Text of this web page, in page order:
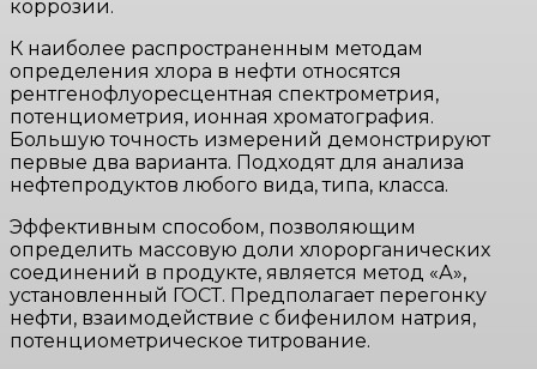
коррозии.
К наиболее распространенным методам
определения хлора в нефти относятся
рентгенофлуоресцентная спектрометрия,
потенциометрия, ионная хроматография.
Большую точность измерений демонстрируют
первые два варианта. Подходят для анализа
нефтепродуктов любого вида, типа, класса.
Эффективным способом, позволяющим
определить массовую доли хлорорганических
соединений в продукте, является метод «А»,
установленный ГОСТ. Предполагает перегонку
нефти, взаимодействие с бифенилом натрия,
потенциометрическое титрование.